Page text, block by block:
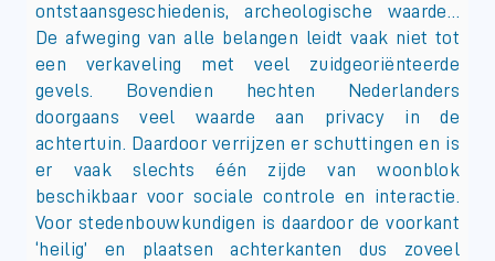
ontstaansgeschiedenis, archeologische waarde…
De afweging van alle belangen leidt vaak niet tot
een verkaveling met veel zuidgeoriënteerde
gevels. Bovendien hechten Nederlanders
doorgaans veel waarde aan privacy in de
achtertuin. Daardoor verrijzen er schuttingen en is
er vaak slechts één zijde van woonblok
beschikbaar voor sociale controle en interactie.
Voor stedenbouwkundigen is daardoor de voorkant
‘heilig’ en plaatsen achterkanten dus zoveel